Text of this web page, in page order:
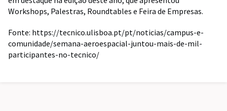
Workshops, Palestras, Roundtables e Feira de Empresas.
Fonte: https://tecnico.ulisboa.pt/pt/noticias/campus-e-
comunidade/semana-aeroespacial-juntou-mais-de-mil-
participantes-no-tecnico/